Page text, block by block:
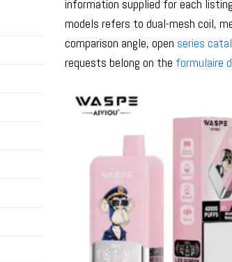
information supplied for each
models refers to dual-mesh coil,
comparison angle, open series
requests belong on the formulaire